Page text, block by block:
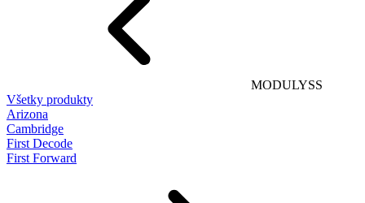
MODULYSS
Všetky produkty
Arizona
Cambridge
First Decode
First Forward